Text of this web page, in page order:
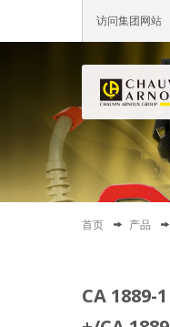
访问集团网站
首页 产品
CA 1889-